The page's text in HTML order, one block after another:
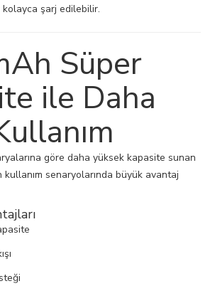
şarj edilebilir.
Süper
ile Daha
göre daha yüksek kapasite sunan
senaryolarında büyük avantaj